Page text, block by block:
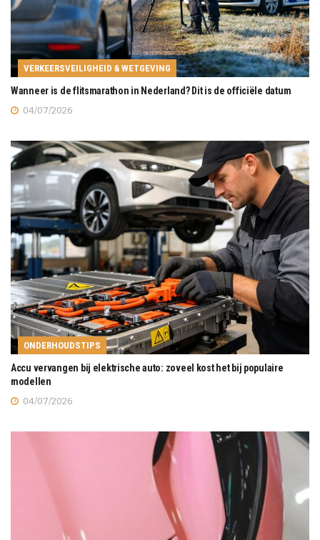
VERKEERSVEILIGHEID & WETGEVING
Wanneer is de flitsmarathon in Nederland? Dit is de officiële datum
04/07/2026
ONDERHOUDSTIPS
Accu vervangen bij elektrische auto: zoveel kost het bij populaire
modellen
04/07/2026